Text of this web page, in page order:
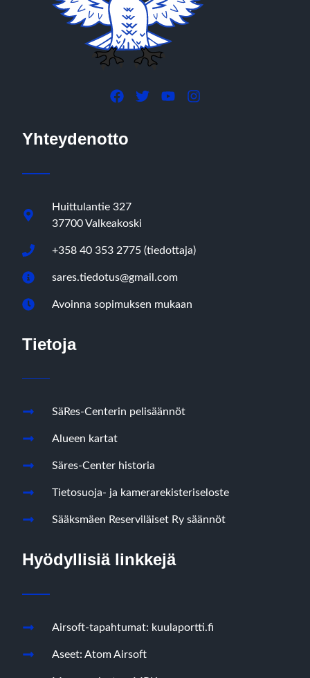
Yhteydenotto
Huittulantie 327
37700 Valkeakoski
+358 40 353 2775 (tiedottaja)
sares.tiedotus@gmail.com
Avoinna sopimuksen mukaan
Tietoja
SäRes-Centerin pelisäännöt
Alueen kartat
Säres-Center historia
Tietosuoja- ja kamerarekisteriseloste
Sääksmäen Reserviläiset Ry säännöt
Hyödyllisiä linkkejä
Airsoft-tapahtumat: kuulaportti.fi
Aseet: Atom Airsoft